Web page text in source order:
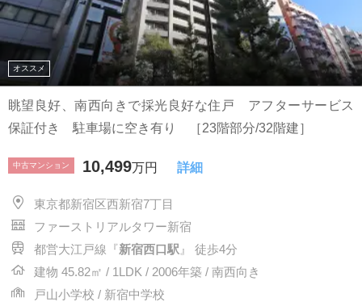
オススメ
眺望良好、南西向きで採光良好な住戸 アフターサービス
保証付き 駐車場に空き有り ［23階部分/32階建］
中古マンション 10,499万円 詳細
東京都新宿区西新宿7丁目
ファーストリアルタワー新宿
都営大江戸線『新宿西口駅 』 徒歩4分
建物 45.82㎡ / 1LDK / 2006年築 / 南西向き
戸山小学校 / 新宿中学校